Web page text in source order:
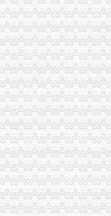
-[中财网]
地址电话-众网
井变矿山公园！_
民网
力资源网
网
百度贴吧
手机-娃酷网